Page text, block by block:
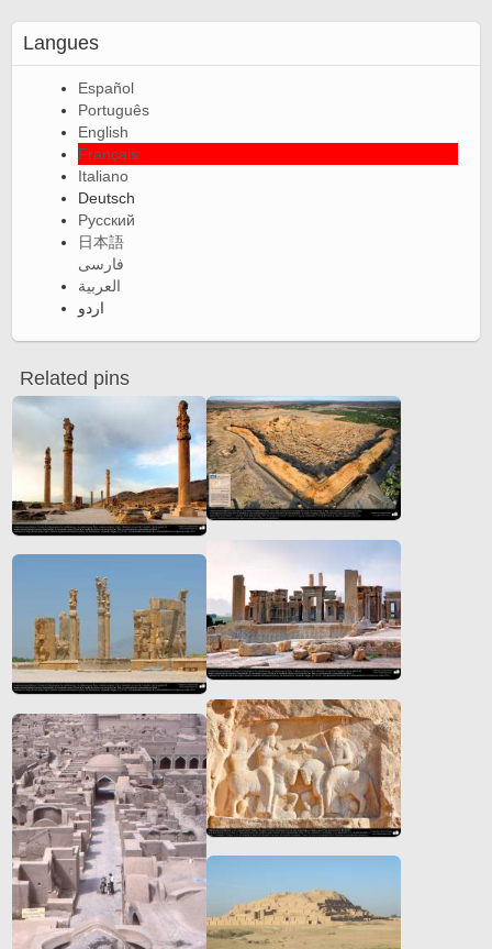
Langues
Español
Português
English
Français
Italiano
Deutsch
Русский
日本語
فارسی
العربية
اردو
Related pins